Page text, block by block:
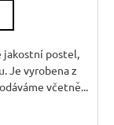
jakostní postel,
Je vyrobena z
včetně...